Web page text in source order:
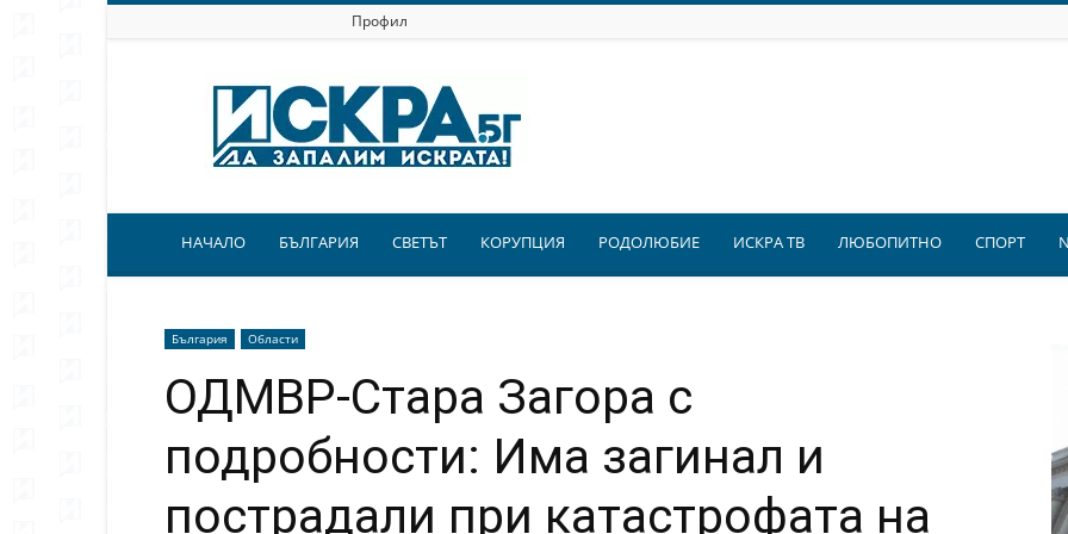
Профил
Искра.бг
НАЧАЛО БЪЛГАРИЯ СВЕТЪТ КОРУПЦИЯ РОДОЛЮБИЕ ИСКРА ТВ ЛЮБОПИТНО СПОРТ
България Области
ОДМВР-Стара Загора с
подробности: Има загинал и
пострадали при катастрофата на